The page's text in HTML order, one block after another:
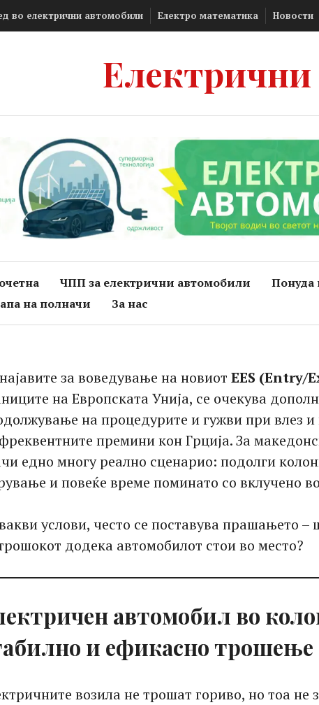
во електрични автомобили Електро математика Новости
ЧПП за електрични автомобили
Понуда
на полначи
За нас
за воведување на новиот EES (Entry/
на Европската Унија, се очекува
на процедурите и гужви при влез и
премини кон Грција. За
едно многу реално сценарио: подолги
и повеќе време поминато со вклучено
услови, често се поставува прашањето –
додека автомобилот стои во место?
автомобил во
и ефикасно трошење
возила не трошат гориво, но тоа не